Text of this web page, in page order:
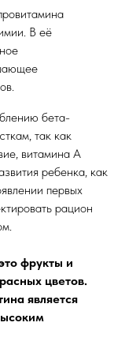
В её
бета-
так как
витамина А
ребенка, как
первых
рацион
фрукты и
цветов.
является